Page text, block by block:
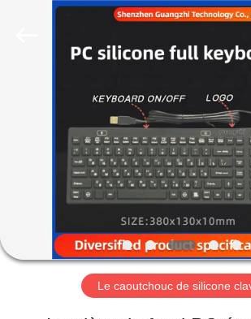
PRODUITS
DE
NOUS
Le caoutchouc de silicone